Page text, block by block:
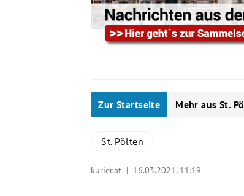
Zur Startseite Mehr aus St.
St. Pölten
kurier.at | 16.03.2021, 11:19